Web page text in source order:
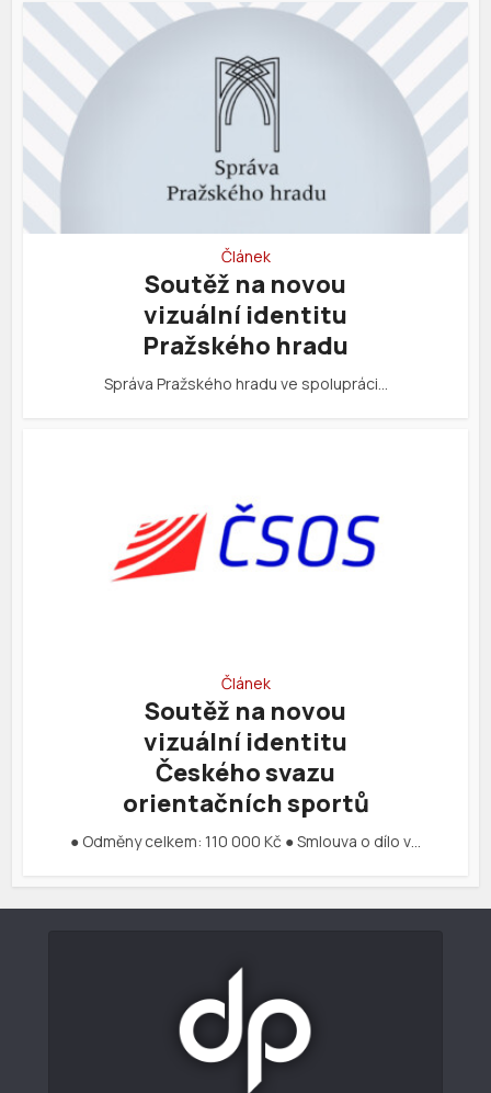
Článek
Soutěž na novou
vizuální identitu
Pražského hradu
Správa Pražského hradu ve spolupráci…
Článek
Soutěž na novou
vizuální identitu
Českého svazu
orientačních sportů
● Odměny celkem: 110 000 Kč ● Smlouva o dílo v…